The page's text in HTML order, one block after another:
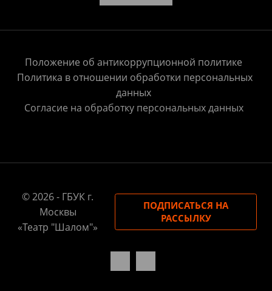
Положение об антикоррупционной политике
Политика в отношении обработки персональных
данных
Согласие на обработку персональных данных
© 2026 - ГБУК г.
Москвы
«Театр "Шалом"»
ПОДПИСАТЬСЯ НА
РАССЫЛКУ